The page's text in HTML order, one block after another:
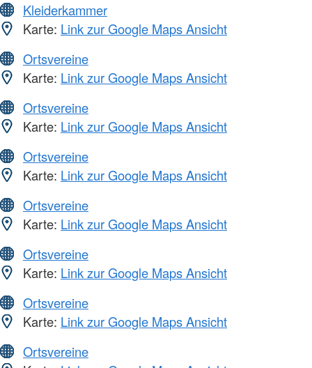
Kleiderkammer
Karte: Link zur Google Maps Ansicht
Ortsvereine
Karte: Link zur Google Maps Ansicht
Ortsvereine
Karte: Link zur Google Maps Ansicht
Ortsvereine
Karte: Link zur Google Maps Ansicht
Ortsvereine
Karte: Link zur Google Maps Ansicht
Ortsvereine
Karte: Link zur Google Maps Ansicht
Ortsvereine
Karte: Link zur Google Maps Ansicht
Ortsvereine